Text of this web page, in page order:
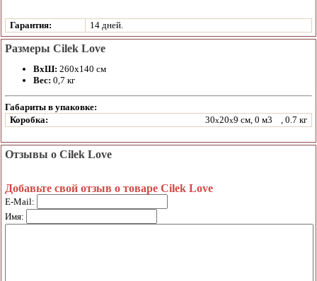
Гарантия: 14 дней.
Размеры Cilek Love
ВхШ: 260х140 см
Вес: 0,7 кг
Габариты в упаковке:
Коробка:
30x20x9 см, 0 м3 , 0.7 кг
Отзывы о Cilek Love
Добавьте свой отзыв о товаре Cilek Love
E-Mail:
Имя: